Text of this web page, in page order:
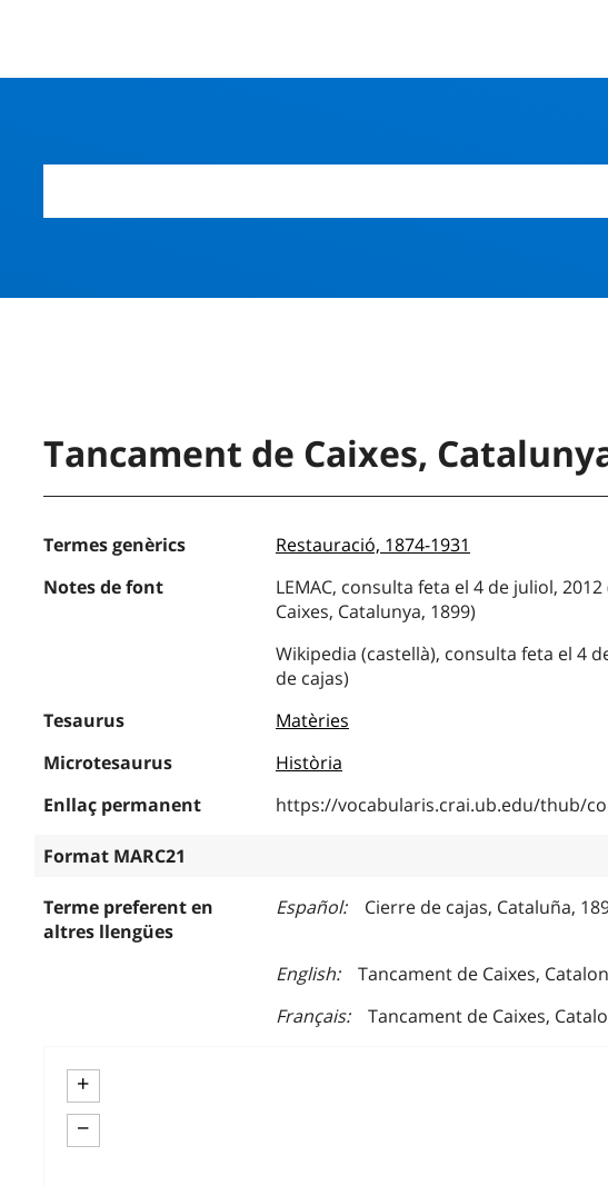
Tancament de Caixes,
Termes genèrics
Restauració, 1874-1931
Notes de font
LEMAC, consulta feta el 4 de juliol,
Caixes, Catalunya, 1899)
Wikipedia (castellà), consulta feta el 4
de cajas)
Tesaurus
Matèries
Microtesaurus
Història
Enllaç permanent
https://vocabularis.crai.ub.edu/thub/
Format MARC21
Terme preferent en
altres llengües
Español Cierre de cajas, Cataluña,
English
Tancament de Caixes,
Français
Tancament de Caixes,
+
−